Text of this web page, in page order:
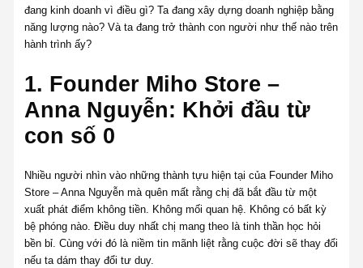
đang kinh doanh vì điều gì? Ta đang xây dựng doanh nghiệp bằng
năng lượng nào? Và ta đang trở thành con người như thế nào trên
hành trình ấy?
1. Founder Miho Store –
Anna Nguyễn: Khởi đầu từ
con số 0
Nhiều người nhìn vào những thành tựu hiện tại của Founder Miho
Store – Anna Nguyễn mà quên mất rằng chị đã bắt đầu từ một
xuất phát điểm không tiền. Không mối quan hệ. Không có bất kỳ
bệ phóng nào. Điều duy nhất chị mang theo là tinh thần học hỏi
bền bỉ. Cùng với đó là niềm tin mãnh liệt rằng cuộc đời sẽ thay đổi
nếu ta dám thay đổi tư duy.